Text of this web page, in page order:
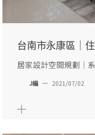
台南市永康區｜
居家設計空間規劃｜
J編 — 2021/07/02